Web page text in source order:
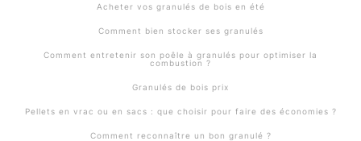
Acheter vos granulés de bois en été
Comment bien stocker ses granulés
Comment entretenir son poêle à granulés pour optimiser la
combustion ?
Granulés de bois prix
Pellets en vrac ou en sacs : que choisir pour faire des économies ?
Comment reconnaître un bon granulé ?